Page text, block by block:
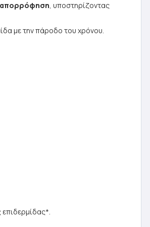
απορρόφηση, υποστηρίζοντας
με την πάροδο του χρόνου.